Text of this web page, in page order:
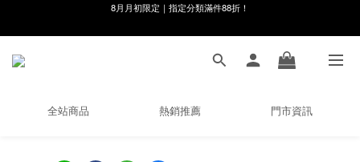
8月月初限定｜指定分類滿件88折！
線在，好事發生｜祈願新品 第2件享9折
🌸新會員限定🌸註冊送$100購物金
全站商品 熱銷推薦 門市資訊